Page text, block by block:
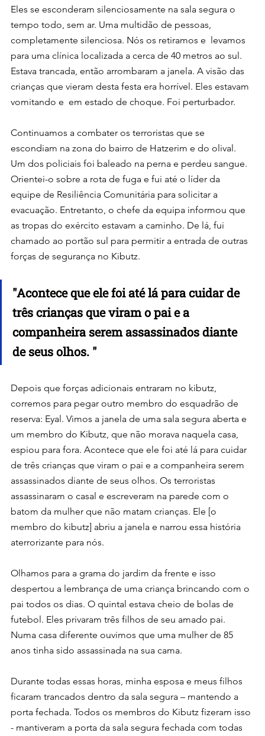
Eles se esconderam silenciosamente na sala segura o
tempo todo, sem ar. Uma multidão de pessoas,
completamente silenciosa. Nós os retiramos e  levamos
para uma clínica localizada a cerca de 40 metros ao sul.
Estava trancada, então arrombaram a janela. A visão das
crianças que vieram desta festa era horrível. Eles estavam
vomitando e  em estado de choque. Foi perturbador.
Continuamos a combater os terroristas que se
escondiam na zona do bairro de Hatzerim e do olival.
Um dos policiais foi baleado na perna e perdeu sangue.
Orientei-o sobre a rota de fuga e fui até o líder da
equipe de Resiliência Comunitária para solicitar a
evacuação. Entretanto, o chefe da equipa informou que
as tropas do exército estavam a caminho. De lá, fui
chamado ao portão sul para permitir a entrada de outras
forças de segurança no Kibutz.
"Acontece que ele foi até lá para cuidar de
três crianças que viram o pai e a
companheira serem assassinados diante
de seus olhos. "
Depois que forças adicionais entraram no kibutz,
corremos para pegar outro membro do esquadrão de
reserva: Eyal. Vimos a janela de uma sala segura aberta e
um membro do Kibutz, que não morava naquela casa,
espiou para fora. Acontece que ele foi até lá para cuidar
de três crianças que viram o pai e a companheira serem
assassinados diante de seus olhos. Os terroristas
assassinaram o casal e escreveram na parede com o
batom da mulher que não matam crianças. Ele [o
membro do kibutz] abriu a janela e narrou essa história
aterrorizante para nós.
Olhamos para a grama do jardim da frente e isso
despertou a lembrança de uma criança brincando com o
pai todos os dias. O quintal estava cheio de bolas de
futebol. Eles privaram três filhos de seu amado pai.
Numa casa diferente ouvimos que uma mulher de 85
anos tinha sido assassinada na sua cama.
Durante todas essas horas, minha esposa e meus filhos
ficaram trancados dentro da sala segura – mantendo a
porta fechada. Todos os membros do Kibutz fizeram isso
- mantiveram a porta da sala segura fechada com todas